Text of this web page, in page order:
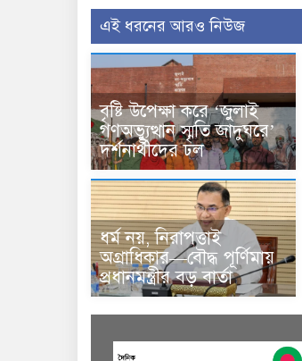
এই ধরনের আরও নিউজ
বৃষ্টি উপেক্ষা করে ‘জুলাই
গণঅভ্যুত্থান স্মৃতি জাদুঘরে’
দর্শনার্থীদের ঢল
ধর্ম নয়, নিরাপত্তাই
অগ্রাধিকার—বৌদ্ধ পূর্ণিমায়
প্রধানমন্ত্রীর বড় বার্তা